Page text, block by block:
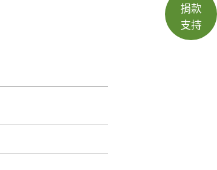
捐款
支持